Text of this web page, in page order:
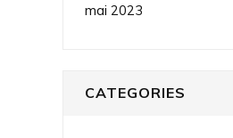
mai 2023
CATEGORIES